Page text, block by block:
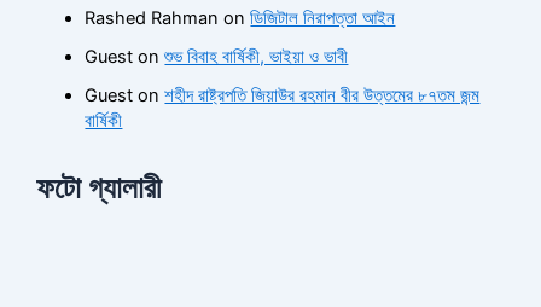
Rashed Rahman onডিজিটাল নিরাপত্তা আইন
Guest onশুভ বিবাহ বার্ষিকী, ভাইয়া ও ভাবী
Guest onশহীদ রাষ্ট্রপতি জিয়াউর রহমান বীর উত্তমের ৮৭তম জন্ম
বার্ষিকী
ফটো গ্যালারী